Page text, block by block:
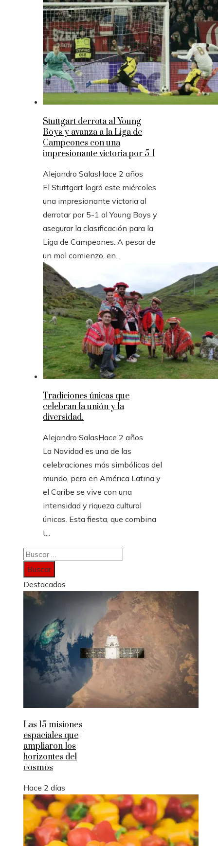
Stuttgart derrota al Young
Boys y avanza a la Liga de
Campeones con una
impresionante victoria por 5-1
Alejandro SalasHace 2 años
El Stuttgart logró este miércoles
una impresionante victoria al
derrotar por 5-1 al Young Boys y
asegurar la clasificación para la
Liga de Campeones. A pesar de
un mal comienzo, en...
Tradiciones únicas que
celebran la unión y la
diversidad.
Alejandro SalasHace 2 años
La Navidad es una de las
celebraciones más simbólicas del
mundo, pero en América Latina y
el Caribe se vive con una
intensidad y riqueza cultural
únicas. Esta fiesta, que combina
t...
Buscar:
Destacados
Las 15 misiones
espaciales que
ampliaron los
horizontes del
cosmos
Hace 2 días